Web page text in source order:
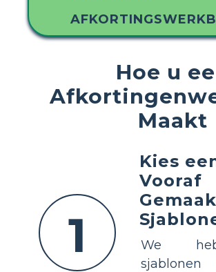
Hoe u
Maakt
1
Kies
Vooraf
We